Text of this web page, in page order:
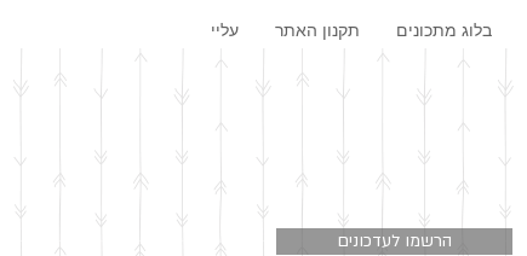
בלוג מתכונים תקנון האתר עליי
הרשמו לעדכונים